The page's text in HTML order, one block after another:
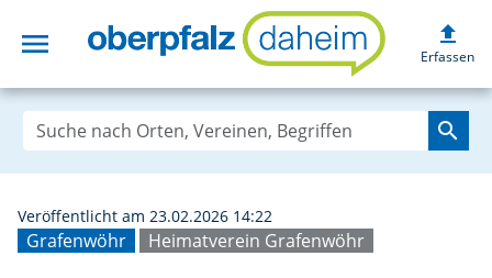
menu „Verlorene
upload
Erfassen
search
Grafenwöhr Heimatverein Grafenwöhr
Veröffentlicht am 23.02.2026 14:22